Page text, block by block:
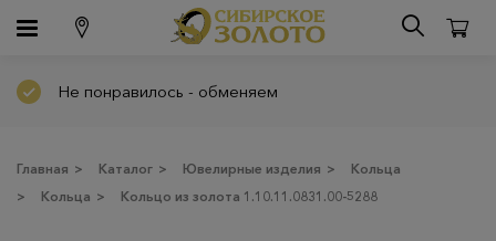
Не понравилось - обменяем
Главная > Каталог > Ювелирные изделия >
Кольца
>
Кольца > Кольцо из золота 1.10.11.0831.00-5288